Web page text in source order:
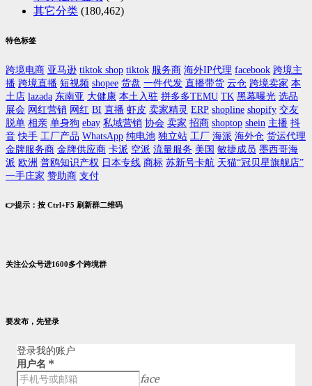
其它分类 (180,462)
特色标签
跨境电商 亚马逊 tiktok shop tiktok 服务商 海外IP代理 facebook 跨境主
播 跨境直播 短视频 shopee 货盘 一件代发 直播带货 云仓 跨境卖家 本
土店 lazada 东南亚 大健康 本土入驻 拼多多TEMU TK 黑幕曝光 选品
展会 网红营销 网红 BI 直播 虾皮 卖家精灵 ERP shopline shopify 交友
脱单 相亲 单身狗 ebay 私域营销 协会 卖家 招商 shoptop shein 主播 抖
音 快手 工厂产品 WhatsApp 纯电池 独立站 工厂 海派 海外仓 货运代理
金牌服务商 金牌供应商 卡派 空派 流量服务 美国 敏捷成员 墨西哥海
派 欧洲 普鸥知识产权 日本专线 商标 苏新号卡航 天猫“冠贝星旗舰店”
一手庄家 赞助商 支付
👉提示：按 Ctrl+F5 刷新群二维码
关注公众号进1600多个跨境群
要发布，先登录
登录我的账户
用户名 *
face